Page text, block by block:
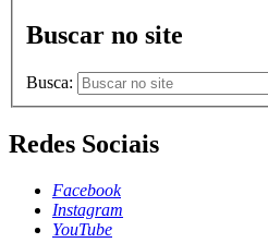
Buscar no site
Busca:
Redes Sociais
Facebook
Instagram
YouTube